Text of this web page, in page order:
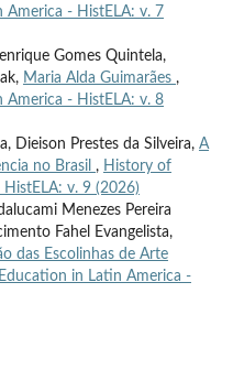
- HistELA: v. 7
Gomes Quintela,
Maria Alda Guimarães ,
- HistELA: v. 8
Dieison Prestes da Silveira, A
no Brasil , History of
v. 9 (2026)
Menezes Pereira
Fahel Evangelista,
das Escolinhas de Arte
in Latin America -